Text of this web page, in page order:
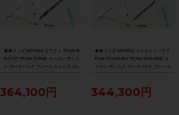
◆◆メリダ MERIDA リアクト TEAM R
EACTO TEAM 2025年 カーボン ディス
ク ロードバイク フレーム Sサイズ 12x
364,100円
◆◆メリダ MERIDA スクルトゥーラ T
EAM SCULTURA TEAM 2025-26年 カ
ーボン ディスク ロードバイク フレーム
344,300円